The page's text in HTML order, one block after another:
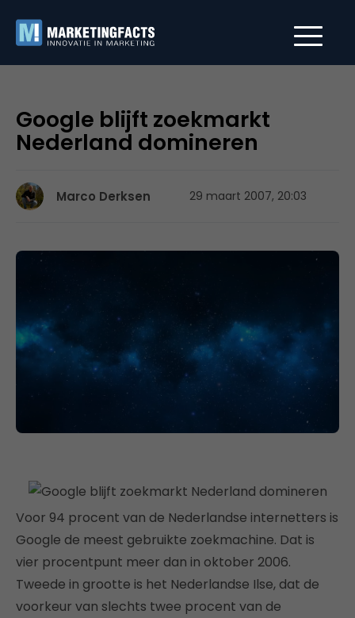
Google blijft zoekmarkt
Nederland domineren
Marco Derksen 29 maart 2007, 20:03
Voor 94 procent van de Nederlandse internetters is
Google de meest gebruikte zoekmachine. Dat is
vier procentpunt meer dan in oktober 2006.
Tweede in grootte is het Nederlandse Ilse, dat de
voorkeur van slechts twee procent van de